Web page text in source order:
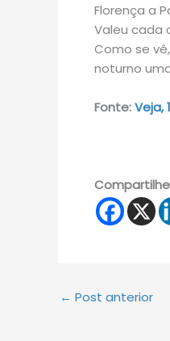
Florença a
Valeu cada
Como se
noturno
Fonte:Veja,
Compartilhe
← Post anterior